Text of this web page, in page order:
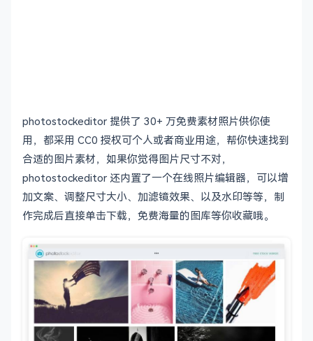
photostockeditor 提供了 30+ 万免费素材照片供你使
用，都采用 CC0 授权可个人或者商业用途，帮你快速找到
合适的图片素材，如果你觉得图片尺寸不对，
photostockeditor 还内置了一个在线照片编辑器，可以增
加文案、调整尺寸大小、加滤镜效果、以及水印等等，制
作完成后直接单击下载，免费海量的图库等你收藏哦。